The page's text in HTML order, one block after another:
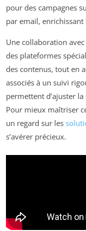
pour des campagnes
par email, enrichissant
Une collaboration
des plateformes
des contenus, tout en
associés à un suivi
permettent d’ajuster
Pour mieux maîtriser
un regard sur les
s’avérer précieux.